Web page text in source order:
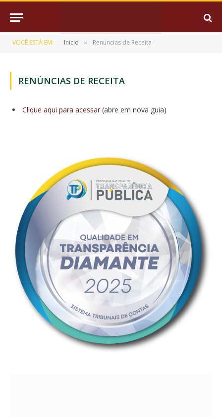
VOCÊ ESTÁ EM: Inicio » Renúncias de Receita
RENÚNCIAS DE RECEITA
Clique aqui para acessar (abre em nova guia)